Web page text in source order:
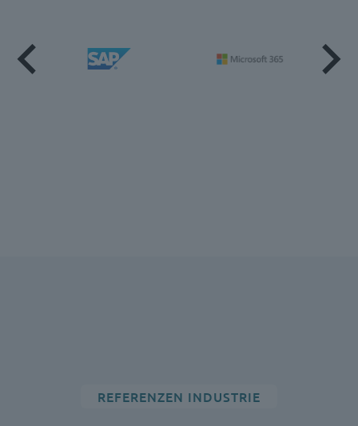
REFERENZEN INDUSTRIE